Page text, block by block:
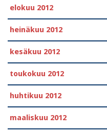
elokuu 2012
heinäkuu 2012
kesäkuu 2012
toukokuu 2012
huhtikuu 2012
maaliskuu 2012